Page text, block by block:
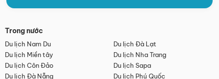
Trong nước
Du lịch Nam Du
Du lịch Đà Lạt
Du lịch Miền tây
Du lịch Nha Trang
Du lịch Côn Đảo
Du lịch Sapa
Du lịch Đà Nẵng
Du lịch Phú Quốc